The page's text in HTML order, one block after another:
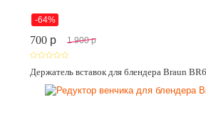
-64%
700 p 1 900 p
Держатель вставок для блендера Braun